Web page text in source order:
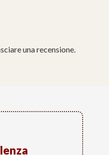
una recensione.